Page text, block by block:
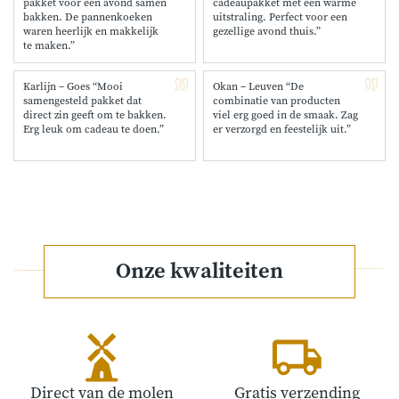
pakket voor een avond samen
bakken. De pannenkoeken
waren heerlijk en makkelijk
te maken.”
cadeaupakket met een warme
uitstraling. Perfect voor een
gezellige avond thuis.”
Karlijn – Goes “Mooi
samengesteld pakket dat
direct zin geeft om te bakken.
Erg leuk om cadeau te doen.”
Okan – Leuven “De
combinatie van producten
viel erg goed in de smaak. Zag
er verzorgd en feestelijk uit.”
Onze kwaliteiten
Direct van de molen Gratis verzending